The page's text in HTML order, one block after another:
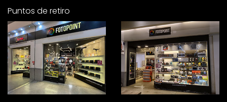
Puntos de retiro